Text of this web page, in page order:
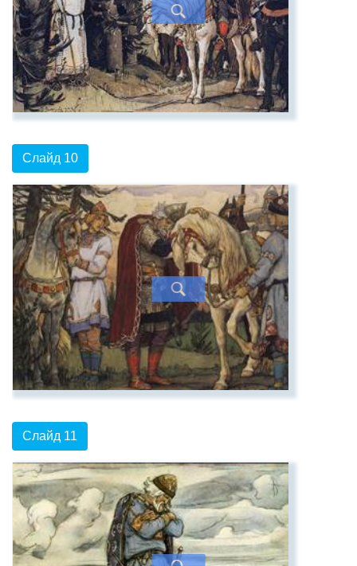
Слайд 10
Слайд 11